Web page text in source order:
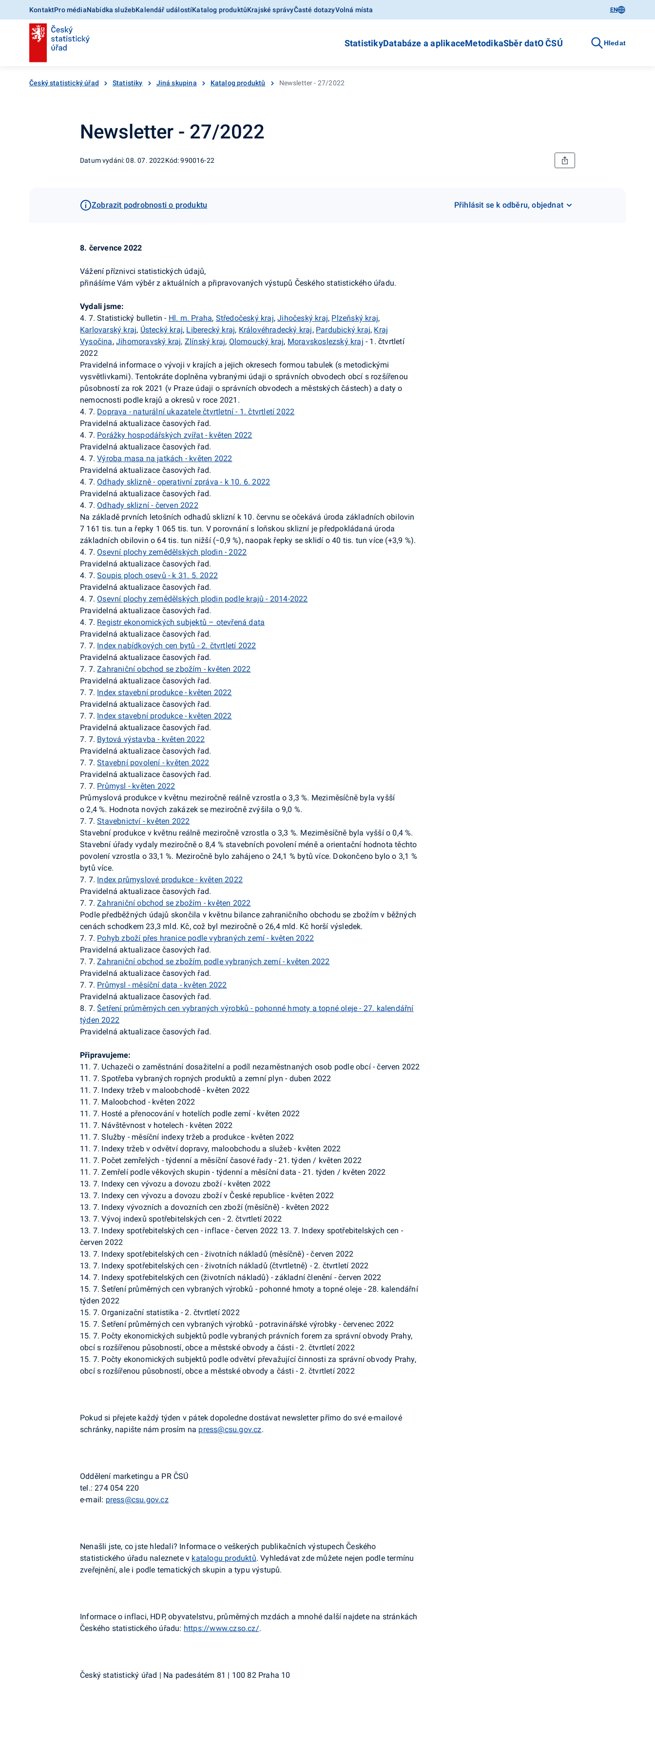
KontaktPro médiaNabídka služebKalendář událostíKatalog produktůKrajské správyČasté dotazyVolná místa EN
StatistikyDatabáze a aplikaceMetodikaSběr datO ČSÚ Hledat
Český statistický úřad Statistiky Jiná skupina Katalog produktů Newsletter - 27/2022
Newsletter - 27/2022
Datum vydání: 08. 07. 2022Kód: 990016-22
Zobrazit podrobnosti o produktu Přihlásit se k odběru, objednat
8. července 2022
Vážení příznivci statistických údajů,
přinášíme Vám výběr z aktuálních a připravovaných výstupů Českého statistického úřadu.
Vydali jsme:
4. 7. Statistický bulletin - Hl. m. Praha, Středočeský kraj,Jihočeský kraj, Plzeňský kraj,
Karlovarský kraj, Ústecký kraj, Liberecký kraj, Královéhradecký kraj, Pardubický kraj, Kraj
Vysočina,Jihomoravský kraj, Zlínský kraj, Olomoucký kraj, Moravskoslezský kraj - 1. čtvrtletí
2022
Pravidelná informace o vývoji v krajích a jejich okresech formou tabulek (s metodickými
vysvětlivkami). Tentokráte doplněna vybranými údaji o správních obvodech obcí s rozšířenou
působností za rok 2021 (v Praze údaji o správních obvodech a městských částech) a daty o
nemocnosti podle krajů a okresů v roce 2021.
4. 7. Doprava - naturální ukazatele čtvrtletní - 1. čtvrtletí 2022
Pravidelná aktualizace časových řad.
4. 7. Porážky hospodářských zvířat - květen 2022
Pravidelná aktualizace časových řad.
4. 7.Výroba masa na jatkách - květen 2022
Pravidelná aktualizace časových řad.
4. 7. Odhady sklizně - operativní zpráva - k 10. 6. 2022
Pravidelná aktualizace časových řad.
4. 7. Odhady sklizní - červen 2022
Na základě prvních letošních odhadů sklizní k 10. červnu se očekává úroda základních obilovin
7 161 tis. tun a řepky 1 065 tis. tun. V porovnání s loňskou sklizní je předpokládaná úroda
základních obilovin o 64 tis. tun nižší (−0,9 %), naopak řepky se sklidí o 40 tis. tun více (+3,9 %).
4. 7. Osevní plochy zemědělských plodin - 2022
Pravidelná aktualizace časových řad.
4. 7.Soupis ploch osevů - k 31. 5. 2022
Pravidelná aktualizace časových řad.
4. 7. Osevní plochy zemědělských plodin podle krajů - 2014-2022
Pravidelná aktualizace časových řad.
4. 7. Registr ekonomických subjektů – otevřená data
Pravidelná aktualizace časových řad.
7. 7. Index nabídkových cen bytů - 2. čtvrtletí 2022
Pravidelná aktualizace časových řad.
7. 7.Zahraniční obchod se zbožím - květen 2022
Pravidelná aktualizace časových řad.
7. 7. Index stavební produkce - květen 2022
Pravidelná aktualizace časových řad.
7. 7. Index stavební produkce - květen 2022
Pravidelná aktualizace časových řad.
7. 7. Bytová výstavba - květen 2022
Pravidelná aktualizace časových řad.
7. 7.Stavební povolení - květen 2022
Pravidelná aktualizace časových řad.
7. 7. Průmysl - květen 2022
Průmyslová produkce v květnu meziročně reálně vzrostla o 3,3 %. Meziměsíčně byla vyšší
o 2,4 %. Hodnota nových zakázek se meziročně zvýšila o 9,0 %.
7. 7.Stavebnictví - květen 2022
Stavební produkce v květnu reálně meziročně vzrostla o 3,3 %. Meziměsíčně byla vyšší o 0,4 %.
Stavební úřady vydaly meziročně o 8,4 % stavebních povolení méně a orientační hodnota těchto
povolení vzrostla o 33,1 %. Meziročně bylo zahájeno o 24,1 % bytů více. Dokončeno bylo o 3,1 %
bytů více.
7. 7. Index průmyslové produkce - květen 2022
Pravidelná aktualizace časových řad.
7. 7.Zahraniční obchod se zbožím - květen 2022
Podle předběžných údajů skončila v květnu bilance zahraničního obchodu se zbožím v běžných
cenách schodkem 23,3 mld. Kč, což byl meziročně o 26,4 mld. Kč horší výsledek.
7. 7. Pohyb zboží přes hranice podle vybraných zemí - květen 2022
Pravidelná aktualizace časových řad.
7. 7.Zahraniční obchod se zbožím podle vybraných zemí - květen 2022
Pravidelná aktualizace časových řad.
7. 7. Průmysl - měsíční data - květen 2022
Pravidelná aktualizace časových řad.
8. 7.Šetření průměrných cen vybraných výrobků - pohonné hmoty a topné oleje - 27. kalendářní
týden 2022
Pravidelná aktualizace časových řad.
Připravujeme:
11. 7. Uchazeči o zaměstnání dosažitelní a podíl nezaměstnaných osob podle obcí - červen 2022
11. 7. Spotřeba vybraných ropných produktů a zemní plyn - duben 2022
11. 7. Indexy tržeb v maloobchodě - květen 2022
11. 7. Maloobchod - květen 2022
11. 7. Hosté a přenocování v hotelích podle zemí - květen 2022
11. 7. Návštěvnost v hotelech - květen 2022
11. 7. Služby - měsíční indexy tržeb a produkce - květen 2022
11. 7. Indexy tržeb v odvětví dopravy, maloobchodu a služeb - květen 2022
11. 7. Počet zemřelých - týdenní a měsíční časové řady - 21. týden / květen 2022
11. 7. Zemřelí podle věkových skupin - týdenní a měsíční data - 21. týden / květen 2022
13. 7. Indexy cen vývozu a dovozu zboží - květen 2022
13. 7. Indexy cen vývozu a dovozu zboží v České republice - květen 2022
13. 7. Indexy vývozních a dovozních cen zboží (měsíčně) - květen 2022
13. 7. Vývoj indexů spotřebitelských cen - 2. čtvrtletí 2022
13. 7. Indexy spotřebitelských cen - inflace - červen 2022 13. 7. Indexy spotřebitelských cen -
červen 2022
13. 7. Indexy spotřebitelských cen - životních nákladů (měsíčně) - červen 2022
13. 7. Indexy spotřebitelských cen - životních nákladů (čtvrtletně) - 2. čtvrtletí 2022
14. 7. Indexy spotřebitelských cen (životních nákladů) - základní členění - červen 2022
15. 7. Šetření průměrných cen vybraných výrobků - pohonné hmoty a topné oleje - 28. kalendářní
týden 2022
15. 7. Organizační statistika - 2. čtvrtletí 2022
15. 7. Šetření průměrných cen vybraných výrobků - potravinářské výrobky - červenec 2022
15. 7. Počty ekonomických subjektů podle vybraných právních forem za správní obvody Prahy,
obcí s rozšířenou působností, obce a městské obvody a části - 2. čtvrtletí 2022
15. 7. Počty ekonomických subjektů podle odvětví převažující činnosti za správní obvody Prahy,
obcí s rozšířenou působností, obce a městské obvody a části - 2. čtvrtletí 2022
Pokud si přejete každý týden v pátek dopoledne dostávat newsletter přímo do své e-mailové
schránky, napište nám prosím na press@csu.gov.cz.
Oddělení marketingu a PR ČSÚ
tel.:274 054 220
e-mail: press@csu.gov.cz
Nenašli jste, co jste hledali? Informace o veškerých publikačních výstupech Českého
statistického úřadu naleznete v katalogu produktů. Vyhledávat zde můžete nejen podle termínu
zveřejnění, ale i podle tematických skupin a typu výstupů.
Informace o inflaci, HDP, obyvatelstvu, průměrných mzdách a mnohé další najdete na stránkách
Českého statistického úřadu: https://www.czso.cz/.
Český statistický úřad | Na padesátém 81 | 100 82 Praha 10